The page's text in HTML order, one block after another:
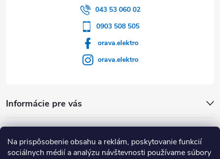
Na prispôsobenie obsahu a reklám, poskytovanie funkcií
sociálnych médií a analýzu návštevnosti používame súbory
043 53 060 02
0903 508 505
orava.elektro
orava.elektro
Informácie pre vás